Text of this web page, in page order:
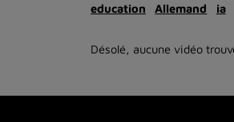
education
Allemand ia
Désolé, aucune vidéo